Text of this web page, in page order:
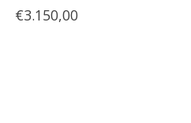
€3.150,00